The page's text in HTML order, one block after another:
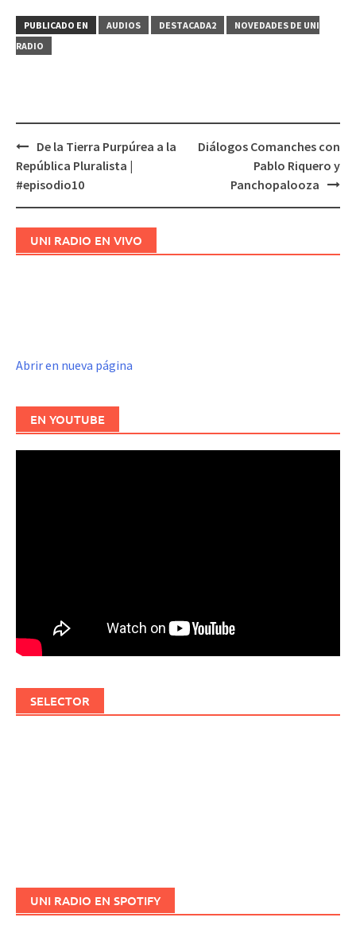
PUBLICADO EN AUDIOS DESTACADA2
NOVEDADES DE UNI
RADIO
Navegación
de
entradas
De la Tierra Purpúrea a la
República Pluralista |
#episodio10
Diálogos Comanches con
Pablo Riquero y
Panchopalooza
UNI RADIO EN VIVO
Abrir en nueva página
EN YOUTUBE
SELECTOR
UNI RADIO EN SPOTIFY